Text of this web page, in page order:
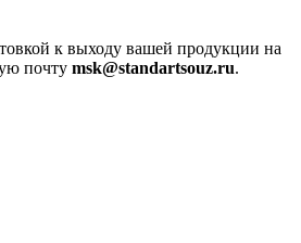
к выходу вашей продукции на
почту msk@standartsouz.ru.